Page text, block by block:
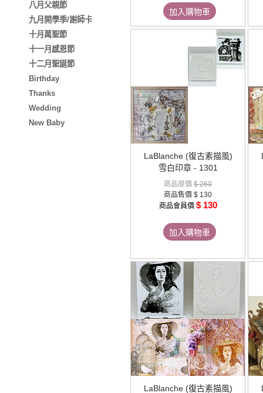
八月父親節
九月開學季/謝師卡
十月萬聖節
十一月感恩節
十二月聖誕節
Birthday
Thanks
Wedding
New Baby
加入購物車
LaBlanche (復古素描風)
雪白印章 - 1301
商品原價 $ 260
商品售價 $ 130
商品會員價 $ 130
加入購物車
LaBlanche (復古素描風)